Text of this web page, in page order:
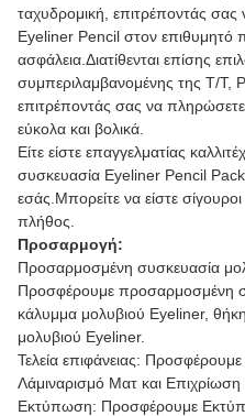
ταχυδρομική, επιτρέποντάς
Eyeliner Pencil στον επιθυμητό
ασφάλεια.Διατίθενται επίσης
συμπεριλαμβανομένης της T/T,
επιτρέποντάς σας να
εύκολα και βολικά.
Είτε είστε επαγγελματίας
συσκευασία Eyeliner Pencil
εσάς.Μπορείτε να είστε
πλήθος.
Προσαρμογή:
Προσαρμοσμένη συσκευασία
Προσφέρουμε προσαρμοσμένη
κάλυμμα μολυβιού Eyeliner,
μολυβιού Eyeliner.
Τελεία επιφάνειας:
Λάμιναρισμό Ματ και Επιχρίωση
Εκτύπωση: Προσφέρουμε